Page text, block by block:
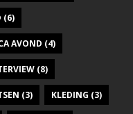
(6)
AVOND (4)
(8)
(3) KLEDING (3)